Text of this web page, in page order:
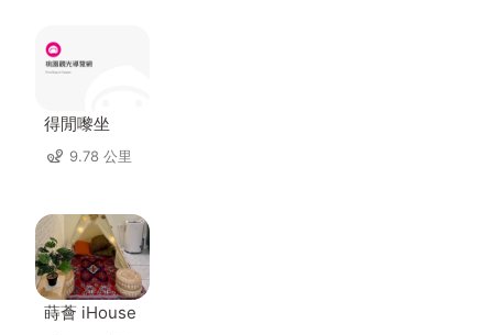
得閒嚟坐
9.78 公里
蒔薈 iHouse